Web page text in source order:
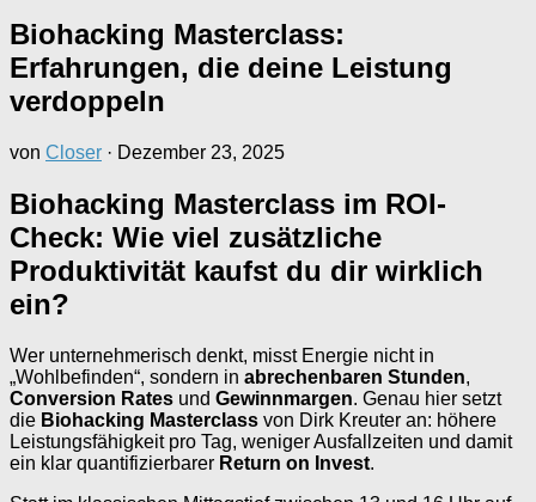
Biohacking Masterclass:
Erfahrungen, die deine Leistung
verdoppeln
von Closer · Dezember 23, 2025
Biohacking Masterclass im ROI-
Check: Wie viel zusätzliche
Produktivität kaufst du dir wirklich
ein?
Wer unternehmerisch denkt, misst Energie nicht in
„Wohlbefinden“, sondern in abrechenbaren Stunden,
Conversion Rates und Gewinnmargen. Genau hier setzt
die Biohacking Masterclass von Dirk Kreuter an: höhere
Leistungsfähigkeit pro Tag, weniger Ausfallzeiten und damit
ein klar quantifizierbarer Return on Invest.